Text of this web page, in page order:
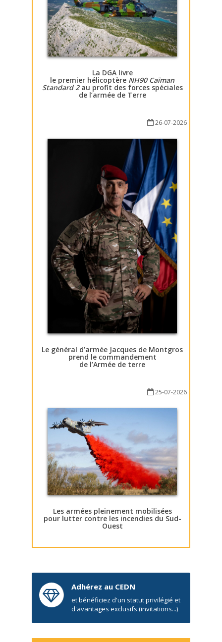
La DGA livre
le premier hélicoptère NH90 Caïman
Standard 2au profit des forces spéciales
de l’armée de Terre
26-07-2026
Le général d’armée Jacques de Montgros
prend le commandement
de l’Armée de terre
25-07-2026
Les armées pleinement mobilisées
pour lutter contre les incendies du Sud-
Ouest
Adhérez au CEDN
et bénéficiez d'un statut privilégié et
d'avantages exclusifs (invitations...)